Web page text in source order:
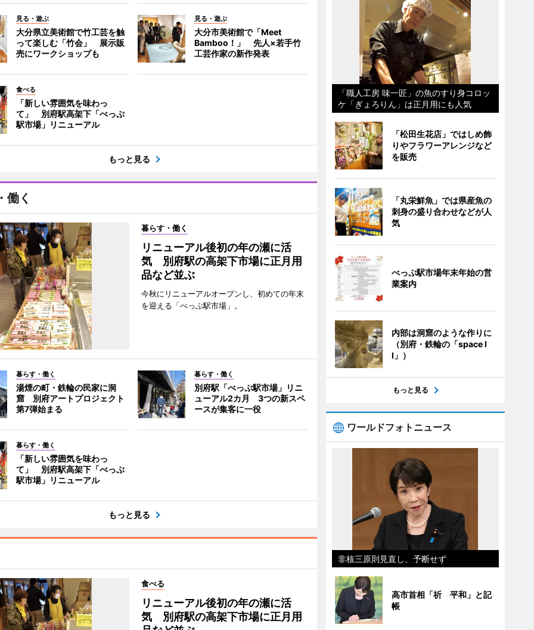
見る・遊ぶ
大分県立美術館で竹工芸を触
って楽しむ「竹会」 展示販
売にワークショップも
見る・遊ぶ
大分市美術館で「Meet
Bamboo！」 先人×若手竹
工芸作家の新作発表
食べる
「新しい雰囲気を味わっ
て」 別府駅高架下「べっぷ
駅市場」リニューアル
もっと見る
働く
暮らす・働く
リニューアル後初の年の瀬に活
気 別府駅の高架下市場に正月用
品など並ぶ
今秋にリニューアルオープンし、初めての年末
を迎える「べっぷ駅市場」。
暮らす・働く
湯煙の町・鉄輪の民家に洞
窟 別府アートプロジェクト
第7弾始まる
暮らす・働く
別府駅「べっぷ駅市場」リニ
ューアル2カ月 3つの新スペ
ースが集客に一役
暮らす・働く
「新しい雰囲気を味わっ
て」 別府駅高架下「べっぷ
駅市場」リニューアル
もっと見る
食べる
リニューアル後初の年の瀬に活
気 別府駅の高架下市場に正月用
「職人工房 味一匠」の魚のすり身コロッ
ケ「ぎょろりん」は正月用にも人気
「松田生花店」ではしめ飾
りやフラワーアレンジなど
を販売
「丸栄鮮魚」では県産魚の
刺身の盛り合わせなどが人
気
べっぷ駅市場年末年始の営
業案内
内部は洞窟のような作りに
（別府・鉄輪の「space I
I」）
もっと見る
ワールドフォトニュース
非核三原則見直し、予断せず
高市首相「祈 平和」と記
帳